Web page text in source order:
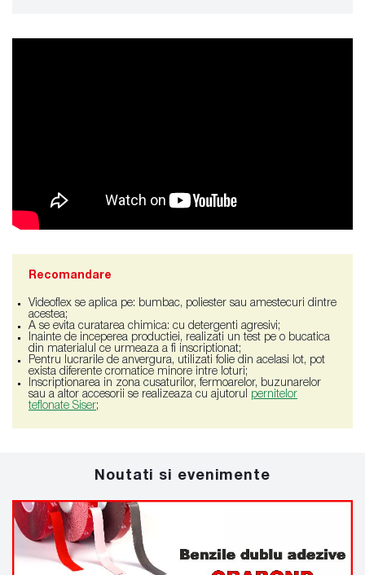
Recomandare
Videoflex se aplica pe: bumbac, poliester sau amestecuri dintre
acestea;
A se evita curatarea chimica: cu detergenti agresivi;
Inainte de inceperea productiei, realizati un test pe o bucatica
din materialul ce urmeaza a fi inscriptionat;
Pentru lucrarile de anvergura, utilizati folie din acelasi lot, pot
exista diferente cromatice minore intre loturi;
Inscriptionarea in zona cusaturilor, fermoarelor, buzunarelor
sau a altor accesorii se realizeaza cu ajutorul
pernitelor
teflonate Siser;
Noutati si evenimente